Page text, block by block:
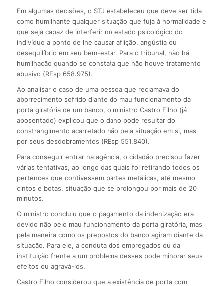
Em algumas decisões, o STJ estabeleceu que deve ser tida
como humilhante qualquer situação que fuja à normalidade e
que seja capaz de interferir no estado psicológico do
indivíduo a ponto de lhe causar aflição, angústia ou
desequilíbrio em seu bem-estar. Para o tribunal, não há
humilhação quando se constata que não houve tratamento
abusivo (REsp 658.975).
Ao analisar o caso de uma pessoa que reclamava do
aborrecimento sofrido diante do mau funcionamento da
porta giratória de um banco, o ministro Castro Filho (já
aposentado) explicou que o dano pode resultar do
constrangimento acarretado não pela situação em si, mas
por seus desdobramentos (REsp 551.840).
Para conseguir entrar na agência, o cidadão precisou fazer
várias tentativas, ao longo das quais foi retirando todos os
pertences que contivessem partes metálicas, até mesmo
cintos e botas, situação que se prolongou por mais de 20
minutos.
O ministro concluiu que o pagamento da indenização era
devido não pelo mau funcionamento da porta giratória, mas
pela maneira como os prepostos do banco agiram diante da
situação. Para ele, a conduta dos empregados ou da
instituição frente a um problema desses pode minorar seus
efeitos ou agravá-los.
Castro Filho considerou que a existência de porta com